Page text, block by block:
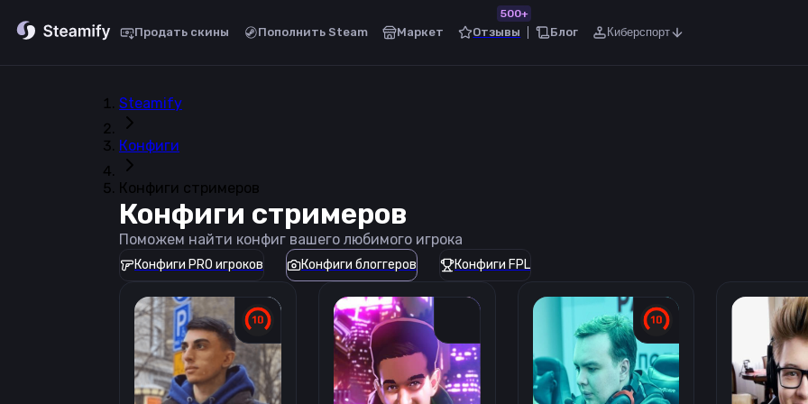
Продать скины Пополнить Steam Маркет Отзывы
500+
Блог Киберспорт
Steamify
Конфиги
Конфиги стримеров
Конфиги стримеров
Поможем найти конфиг вашего любимого игрока
Конфиги PRO игроков Конфиги блоггеров Конфиги FPL